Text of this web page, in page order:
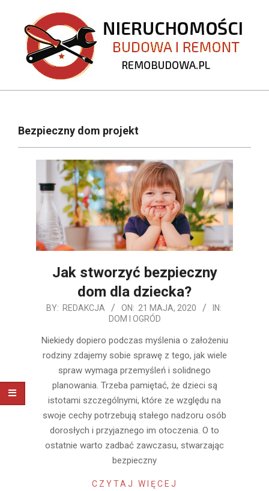
content
REMOBUDOWA.PL
NavigationBezpieczny dom projekt
Jak stworzyć bezpieczny
dom dla dziecka?
2020-
21
BY: REDAKCJA ON: 21 MAJA, 2020
IN:
DOM I OGRÓD
Niekiedy dopiero podczas myślenia o założeniu
rodziny zdajemy sobie sprawę z tego, jak wiele
spraw wymaga przemyśleń i solidnego
planowania. Trzeba pamiętać, że dzieci są
istotami szczególnymi, które ze względu na
swoje cechy potrzebują stałego nadzoru osób
dorosłych i przyjaznego im otoczenia. O to
ostatnie warto zadbać zawczasu, stwarzając
bezpieczny
CZYTAJ WIĘCEJ